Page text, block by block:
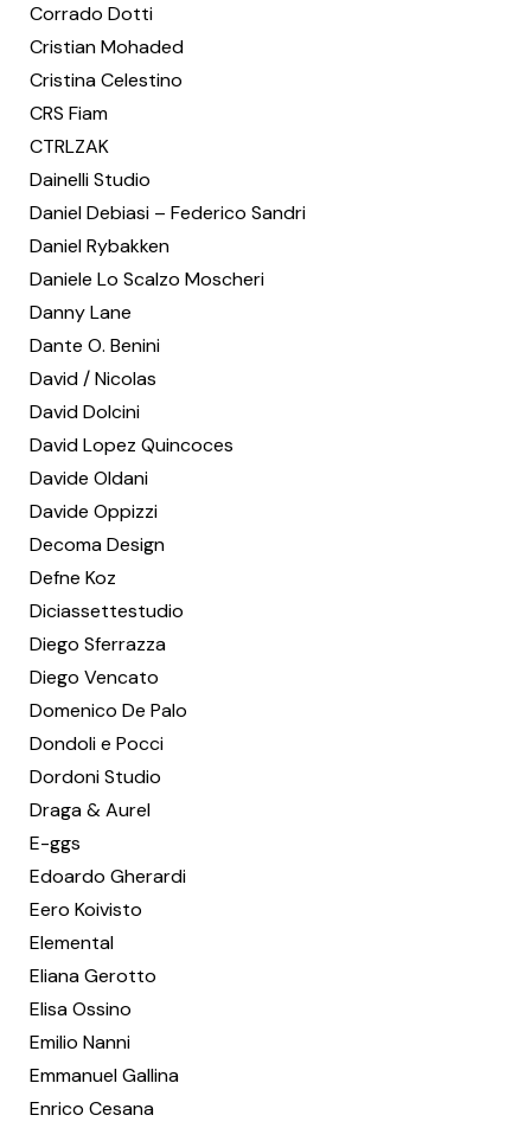
Corrado Dotti
Cristian Mohaded
Cristina Celestino
CRS Fiam
CTRLZAK
Dainelli Studio
Daniel Debiasi – Federico Sandri
Daniel Rybakken
Daniele Lo Scalzo Moscheri
Danny Lane
Dante O. Benini
David / Nicolas
David Dolcini
David Lopez Quincoces
Davide Oldani
Davide Oppizzi
Decoma Design
Defne Koz
Diciassettestudio
Diego Sferrazza
Diego Vencato
Domenico De Palo
Dondoli e Pocci
Dordoni Studio
Draga & Aurel
E-ggs
Edoardo Gherardi
Eero Koivisto
Elemental
Eliana Gerotto
Elisa Ossino
Emilio Nanni
Emmanuel Gallina
Enrico Cesana